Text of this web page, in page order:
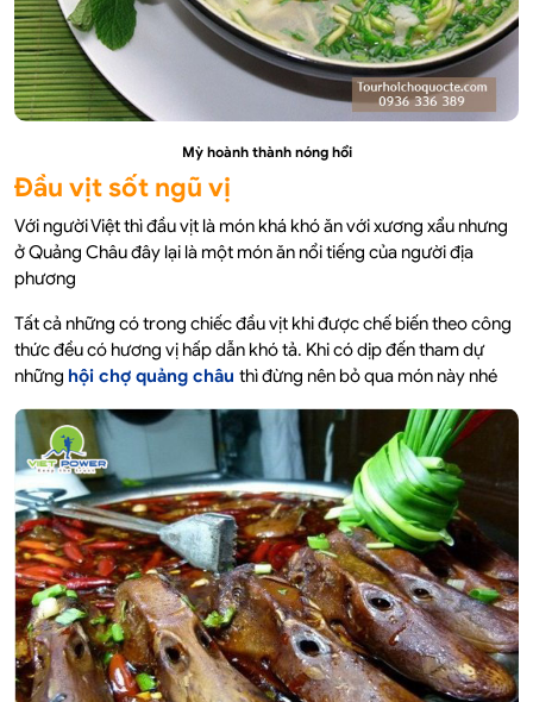
Mỳ hoành thành nóng hổi
Đầu vịt sốt ngũ vị
Với người Việt thì đầu vịt là món khá khó ăn với xương xẩu nhưng
ở Quảng Châu đây lại là một món ăn nổi tiếng của người địa
phương
Tất cả những có trong chiếc đầu vịt khi được chế biến theo công
thức đều có hương vị hấp dẫn khó tả. Khi có dịp đến tham dự
những hội chợ quảng châu thì đừng nên bỏ qua món này nhé